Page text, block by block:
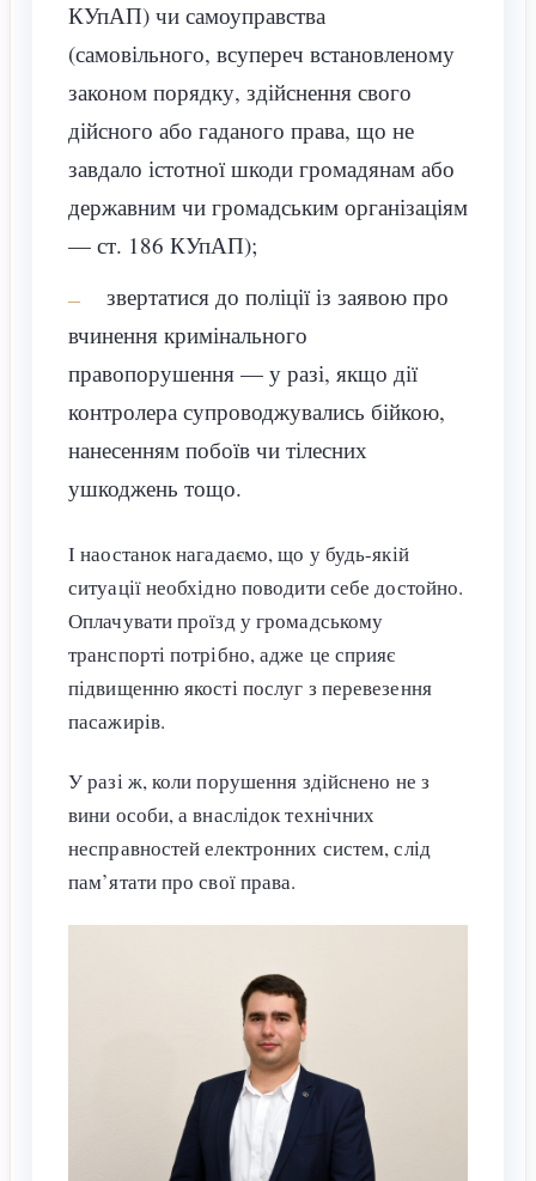
КУпАП) чи самоуправства
(самовільного, всупереч встановленому
законом порядку, здійснення свого
дійсного або гаданого права, що не
завдало істотної шкоди громадянам або
державним чи громадським організаціям
— ст. 186 КУпАП);
звертатися до поліції із заявою про
вчинення кримінального
правопорушення — у разі, якщо дії
контролера супроводжувались бійкою,
нанесенням побоїв чи тілесних
ушкоджень тощо.
І наостанок нагадаємо, що у будь-якій
ситуації необхідно поводити себе достойно.
Оплачувати проїзд у громадському
транспорті потрібно, адже це сприяє
підвищенню якості послуг з перевезення
пасажирів.
У разі ж, коли порушення здійснено не з
вини особи, а внаслідок технічних
несправностей електронних систем, слід
пам’ятати про свої права.